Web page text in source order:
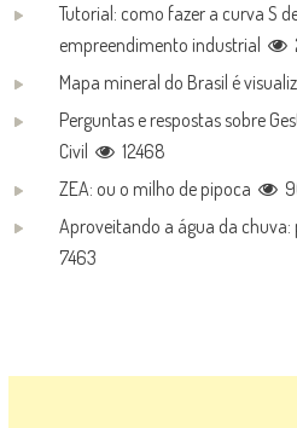
Tutorial: como fazer a curva S
empreendimento industrial
Mapa mineral do Brasil é
Perguntas e respostas sobre
Civil
12468
ZEA: ou o milho de pipoca
Aproveitando a água da
7463